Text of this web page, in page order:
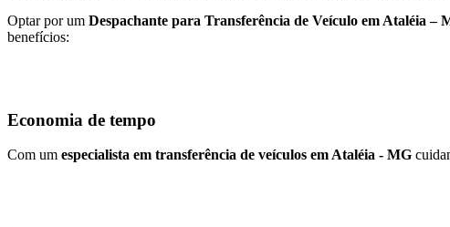
Optar por um Despachante para Transferência de Veículo em Ataléia –
benefícios:
Economia de tempo
Com um especialista em transferência de veículos em Ataléia - MG